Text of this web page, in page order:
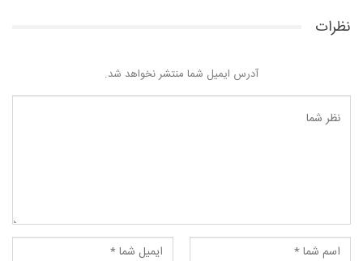
نظرات
آدرس ایمیل شما منتشر نخواهد شد.